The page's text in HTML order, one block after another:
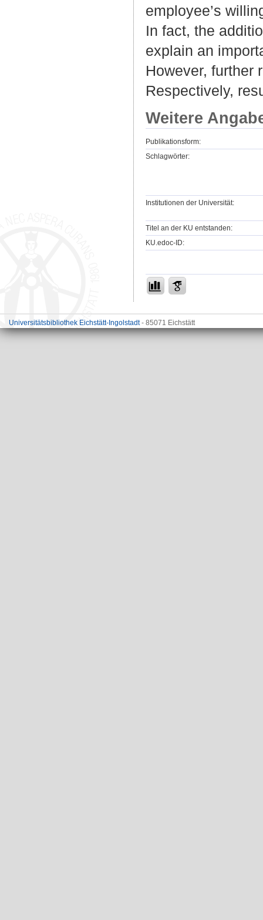
employee’s
In fact, the
explain an
However, further
Respectively,
Weitere
Publikationsform:
Schlagwörter:
Institutionen der Universität:
Titel an der KU entstanden:
KU.edoc-ID:
Universitätsbibliothek Eichstätt-Ingolstadt- 85071 Eichstätt